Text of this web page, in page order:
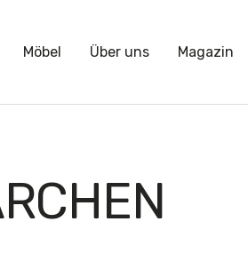
Möbel Über uns Magazin